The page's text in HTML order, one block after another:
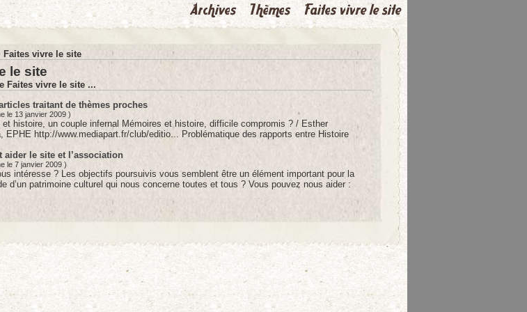
Faites vivre le site
le site
Faites vivre le site ...
traitant de thèmes proches
le 13 janvier 2009 )
et histoire, un couple infernal Mémoires et histoire, difficile compromis ? / Esther
EPHE http://www.mediapart.fr/club/editio... Problématique des rapports entre Histoire
aider le site et l’association
le 7 janvier 2009 )
intéresse ? Les objectifs poursuivis vous semblent être un élément important pour la
d’un patrimoine culturel qui nous concerne toutes et tous ? Vous pouvez nous aider :